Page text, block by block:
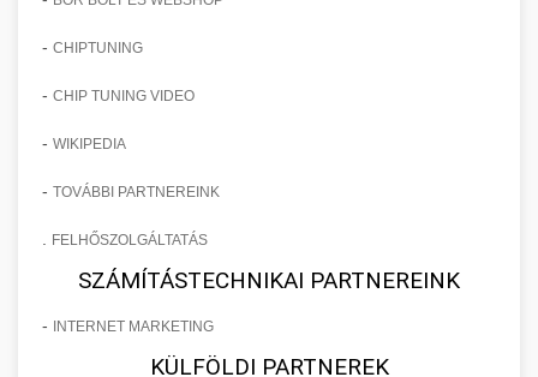
- CHIPTUNING
- CHIP TUNING VIDEO
- WIKIPEDIA
- TOVÁBBI PARTNEREINK
FELHŐSZOLGÁLTATÁS
SZÁMÍTÁSTECHNIKAI PARTNEREINK
- INTERNET MARKETING
KÜLFÖLDI PARTNEREK